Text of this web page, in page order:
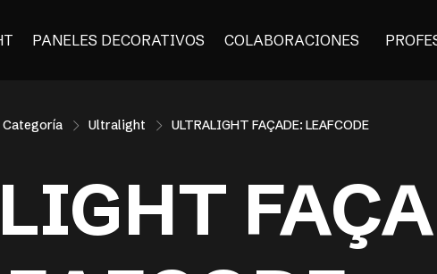
PANELES DECORATIVOS COLABORACIONES
Categoría Ultralight ULTRALIGHT FAÇADE: LEAFCODE